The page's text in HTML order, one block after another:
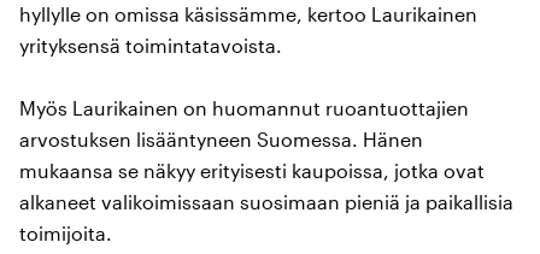
hyllylle on omissa käsissämme, kertoo Laurikainen
yrityksensä toimintatavoista.
Myös Laurikainen on huomannut ruoantuottajien
arvostuksen lisääntyneen Suomessa. Hänen
mukaansa se näkyy erityisesti kaupoissa, jotka ovat
alkaneet valikoimissaan suosimaan pieniä ja paikallisia
toimijoita.